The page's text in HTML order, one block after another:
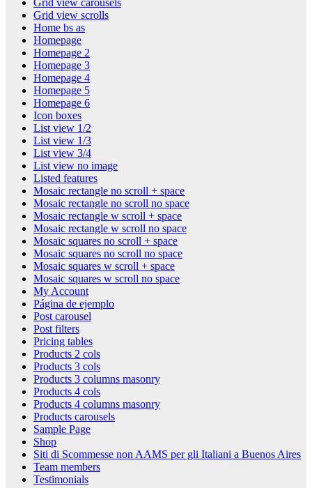
Grid view scrolls
Home bs as
Homepage
Homepage 2
Homepage 3
Homepage 4
Homepage 5
Homepage 6
Icon boxes
List view 1/2
List view 1/3
List view 3/4
List view no image
Listed features
Mosaic rectangle no scroll + space
Mosaic rectangle no scroll no space
Mosaic rectangle w scroll + space
Mosaic rectangle w scroll no space
Mosaic squares no scroll + space
Mosaic squares no scroll no space
Mosaic squares w scroll + space
Mosaic squares w scroll no space
My Account
Página de ejemplo
Post carousel
Post filters
Pricing tables
Products 2 cols
Products 3 cols
Products 3 columns masonry
Products 4 cols
Products 4 columns masonry
Products carousels
Sample Page
Shop
Siti di Scommesse non AAMS per gli Italiani a Buenos Aires
Team members
Testimonials